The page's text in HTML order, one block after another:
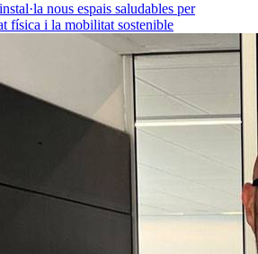
nous espais saludables per
física i la mobilitat sostenible